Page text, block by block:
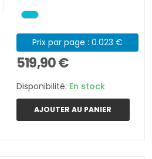
Prix par page : 0.023 €
519,90 €
Disponibilité: En stock
AJOUTER AU PANIER